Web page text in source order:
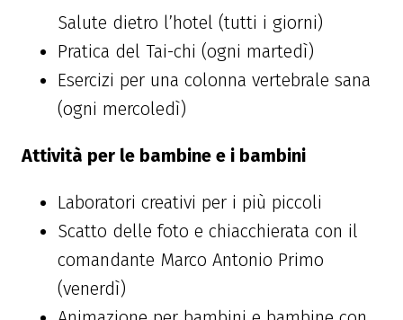
Salute dietro l’hotel (tutti i giorni)
Pratica del Tai-chi (ogni martedì)
Esercizi per una colonna vertebrale sana
(ogni mercoledì)
Attività per le bambine e i bambini
Laboratori creativi per i più piccoli
Scatto delle foto e chiacchierata con il
comandante Marco Antonio Primo
(venerdì)